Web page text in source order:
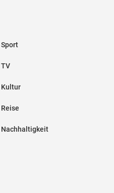
Sport
TV
Kultur
Reise
Nachhaltigkeit